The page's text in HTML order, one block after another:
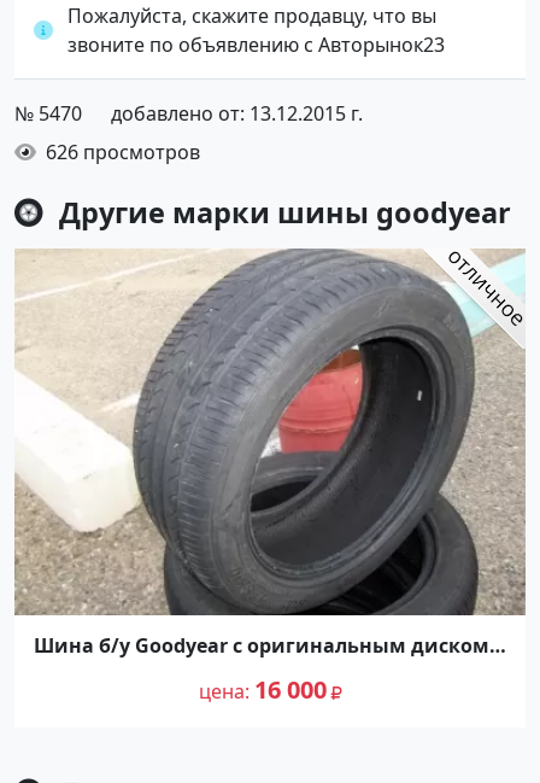
Пожалуйста, скажите продавцу, что вы
звоните по объявлению с Авторынок23
№ 5470
добавлено от: 13.12.2015 г.
626 просмотров
Другие марки шины goodyear
Шина б/у Goodyear с оригинальным диском
цена 16 000